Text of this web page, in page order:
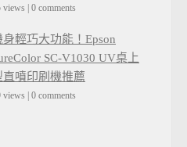
views 0 comments
身輕巧大功能！Epson
SC-V1030 UV桌上
直噴印刷機推薦
views 0 comments